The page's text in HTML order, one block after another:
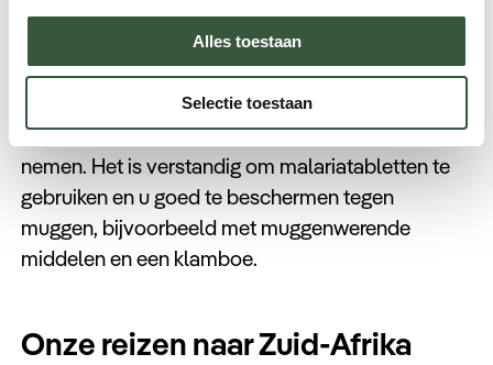
Alles toestaan
Selectie toestaan
Hoedspruit ligt in een malariarisicogebied. Er kan
dus malaria voorkomen, met de grootste kans in
de zomermaanden (van oktober tot april). Daarom
is het belangrijk om voorzorgsmaatregelen te
nemen. Het is verstandig om malariatabletten te
gebruiken en u goed te beschermen tegen
muggen, bijvoorbeeld met muggenwerende
middelen en een klamboe.
Onze reizen naar Zuid-Afrika